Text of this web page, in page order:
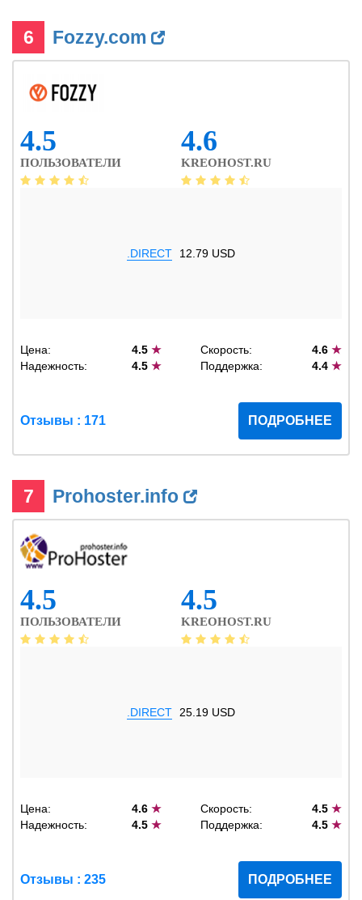
6 Fozzy.com
4.5
ПОЛЬЗОВАТЕЛИ
4.6
KREOHOST.RU
.DIRECT 12.79 USD
Цена: 4.5★ Скорость: 4.6 ★
Надежность:
4.5★ Поддержка: 4.4 ★
Отзывы : 171 ПОДРОБНЕЕ
7 Prohoster.info
4.5
ПОЛЬЗОВАТЕЛИ
4.5
KREOHOST.RU
.DIRECT 25.19 USD
Цена: 4.6★ Скорость: 4.5 ★
Надежность:
4.5★ Поддержка: 4.5 ★
Отзывы : 235 ПОДРОБНЕЕ